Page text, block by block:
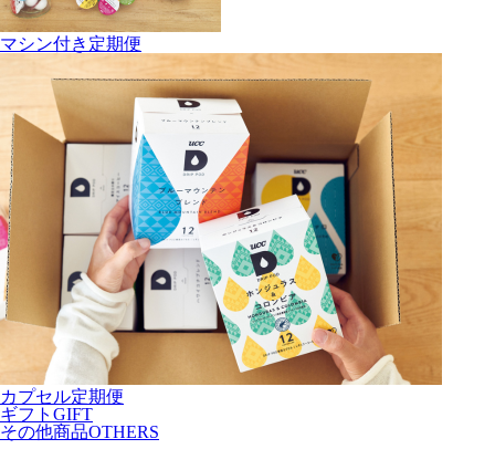
マシン付き定期便
カプセル定期便
ギフト GIFT
その他商品OTHERS